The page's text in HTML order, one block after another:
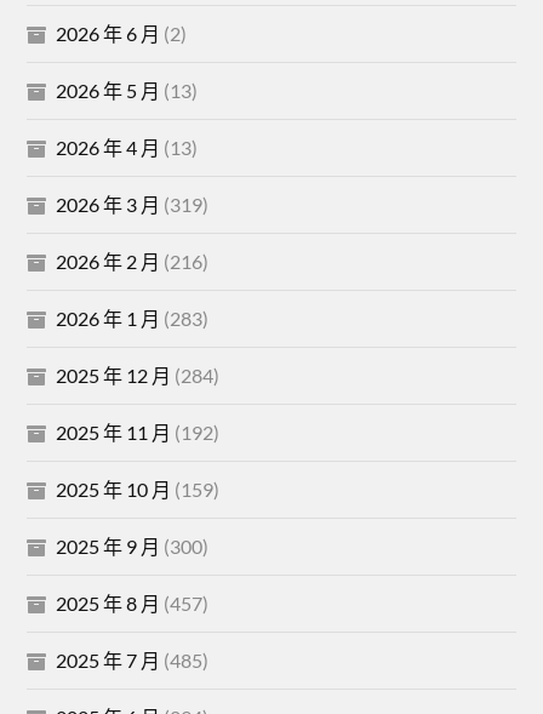
2026 年 6 月 (2)
2026 年 5 月 (13)
2026 年 4 月 (13)
2026 年 3 月 (319)
2026 年 2 月 (216)
2026 年 1 月 (283)
2025 年 12 月 (284)
2025 年 11 月 (192)
2025 年 10 月 (159)
2025 年 9 月 (300)
2025 年 8 月 (457)
2025 年 7 月 (485)